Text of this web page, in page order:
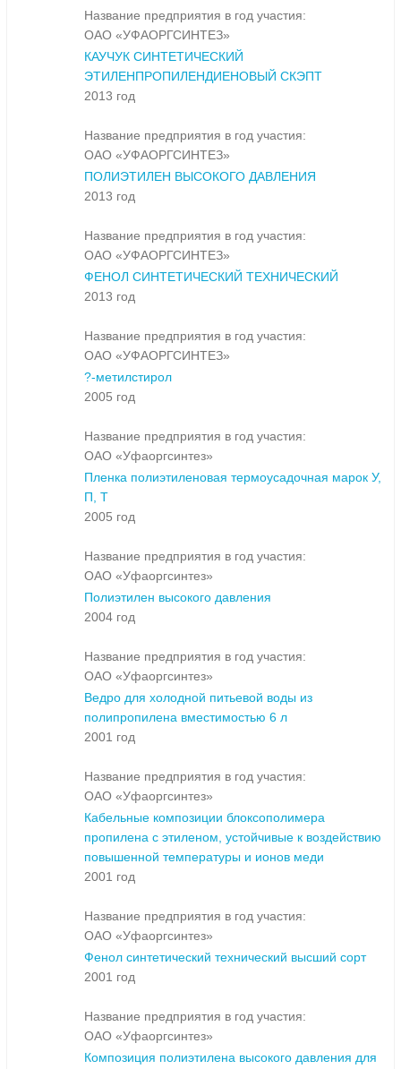
Название предприятия в год участия:
ОАО «УФАОРГСИНТЕЗ»
КАУЧУК СИНТЕТИЧЕСКИЙ
ЭТИЛЕНПРОПИЛЕНДИЕНОВЫЙ СКЭПТ
2013 год
Название предприятия в год участия:
ОАО «УФАОРГСИНТЕЗ»
ПОЛИЭТИЛЕН ВЫСОКОГО ДАВЛЕНИЯ
2013 год
Название предприятия в год участия:
ОАО «УФАОРГСИНТЕЗ»
ФЕНОЛ СИНТЕТИЧЕСКИЙ ТЕХНИЧЕСКИЙ
2013 год
Название предприятия в год участия:
ОАО «УФАОРГСИНТЕЗ»
?-метилстирол
2005 год
Название предприятия в год участия:
ОАО «Уфаоргсинтез»
Пленка полиэтиленовая термоусадочная марок У,
П, Т
2005 год
Название предприятия в год участия:
ОАО «Уфаоргсинтез»
Полиэтилен высокого давления
2004 год
Название предприятия в год участия:
ОАО «Уфаоргсинтез»
Ведро для холодной питьевой воды из
полипропилена вместимостью 6 л
2001 год
Название предприятия в год участия:
ОАО «Уфаоргсинтез»
Кабельные композиции блоксополимера
пропилена с этиленом, устойчивые к воздействию
повышенной температуры и ионов меди
2001 год
Название предприятия в год участия:
ОАО «Уфаоргсинтез»
Фенол синтетический технический высший сорт
2001 год
Название предприятия в год участия:
ОАО «Уфаоргсинтез»
Композиция полиэтилена высокого давления для